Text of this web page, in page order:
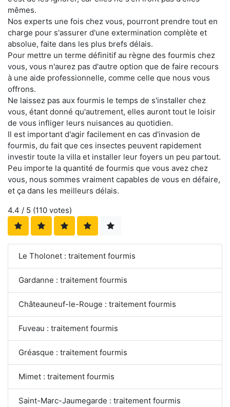
mêmes.
Nos experts une fois chez vous, pourront prendre tout en
charge pour s'assurer d'une extermination complète et
absolue, faite dans les plus brefs délais.
Pour mettre un terme définitif au règne des fourmis chez
vous, vous n'aurez pas d'autre option que de faire recours
à une aide professionnelle, comme celle que nous vous
offrons.
Ne laissez pas aux fourmis le temps de s'installer chez
vous, étant donné qu'autrement, elles auront tout le loisir
de vous infliger leurs nuisances au quotidien.
Il est important d'agir facilement en cas d'invasion de
fourmis, du fait que ces insectes peuvent rapidement
investir toute la villa et installer leur foyers un peu partout.
Peu importe la quantité de fourmis que vous avez chez
vous, nous sommes vraiment capables de vous en défaire,
et ça dans les meilleurs délais.
4.4 / 5 (110 votes)
Le Tholonet : traitement fourmis
Gardanne : traitement fourmis
Châteauneuf-le-Rouge : traitement fourmis
Fuveau : traitement fourmis
Gréasque : traitement fourmis
Mimet : traitement fourmis
Saint-Marc-Jaumegarde : traitement fourmis